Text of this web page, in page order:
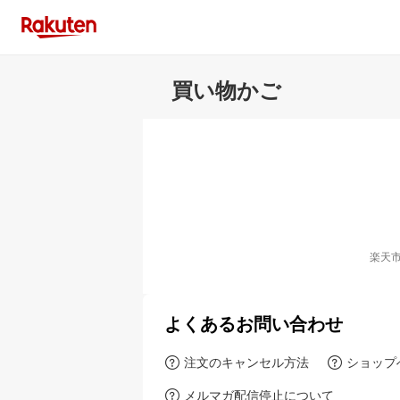
買い物かご
楽天
よくあるお問い合わせ
注文のキャンセル方法 ショッ
メルマガ配信停止について